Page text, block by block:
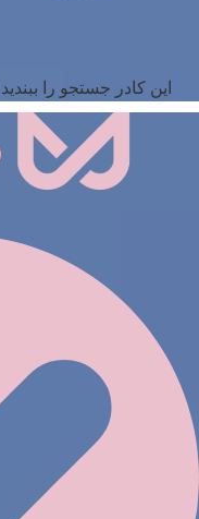
این کادر جستجو را ببندید.